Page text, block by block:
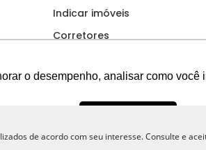
o desempenho, analisar como
Indicar imóveis
Corretores
os direitos reservados
de acordo com seu interesse. Consulte e